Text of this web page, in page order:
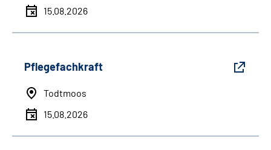
15.08.2026
Pflegefachkraft
Todtmoos
15.08.2026